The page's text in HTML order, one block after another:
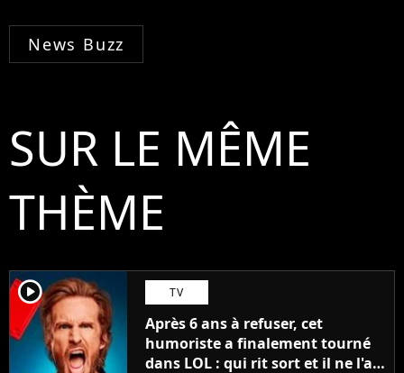
News Buzz
SUR LE MÊME
THÈME
player2 TV
Après 6 ans à refuser, cet
humoriste a finalement tourné
dans LOL : qui rit sort et il ne l'a